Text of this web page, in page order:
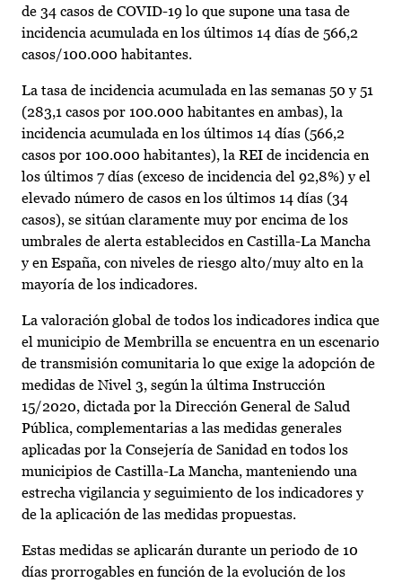
de 34 casos de COVID-19 lo que supone una tasa de
incidencia acumulada en los últimos 14 días de 566,2
casos/100.000 habitantes.
La tasa de incidencia acumulada en las semanas 50 y 51
(283,1 casos por 100.000 habitantes en ambas), la
incidencia acumulada en los últimos 14 días (566,2
casos por 100.000 habitantes), la REI de incidencia en
los últimos 7 días (exceso de incidencia del 92,8%) y el
elevado número de casos en los últimos 14 días (34
casos), se sitúan claramente muy por encima de los
umbrales de alerta establecidos en Castilla-La Mancha
y en España, con niveles de riesgo alto/muy alto en la
mayoría de los indicadores.
La valoración global de todos los indicadores indica que
el municipio de Membrilla se encuentra en un escenario
de transmisión comunitaria lo que exige la adopción de
medidas de Nivel 3, según la última Instrucción
15/2020, dictada por la Dirección General de Salud
Pública, complementarias a las medidas generales
aplicadas por la Consejería de Sanidad en todos los
municipios de Castilla-La Mancha, manteniendo una
estrecha vigilancia y seguimiento de los indicadores y
de la aplicación de las medidas propuestas.
Estas medidas se aplicarán durante un periodo de 10
días prorrogables en función de la evolución de los